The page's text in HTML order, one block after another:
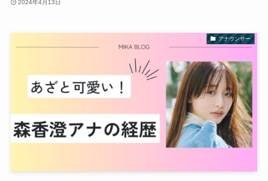
2024年4月13日
アナウンサー